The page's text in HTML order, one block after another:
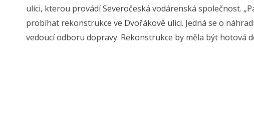
ulici, kterou provádí Severočeská vodárenská společnost.
probíhat rekonstrukce ve Dvořákově ulici. Jedná se o
vedoucí odboru dopravy. Rekonstrukce by měla být hotová